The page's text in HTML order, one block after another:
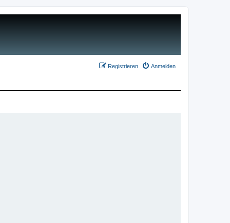
Anmelden
Registrieren